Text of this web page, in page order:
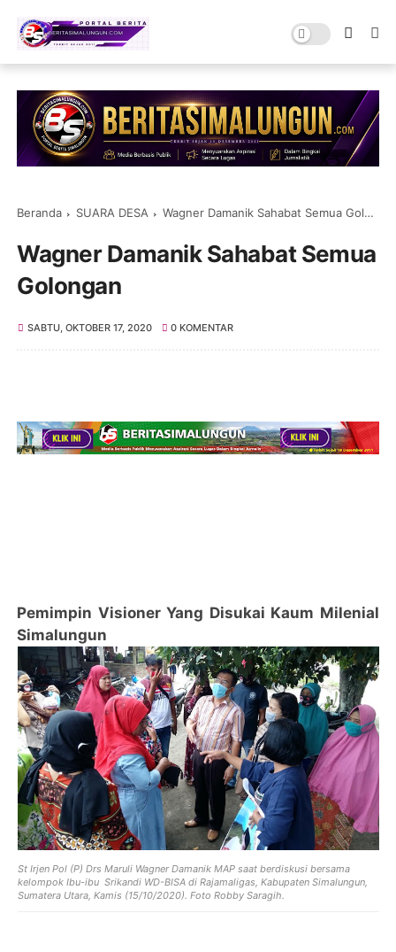
Beranda SUARA DESA Wagner Damanik Sahabat Semua Golongan
Wagner Damanik Sahabat Semua
Golongan
SABTU, OKTOBER 17, 2020 0 KOMENTAR
Pemimpin Visioner Yang Disukai Kaum Milenial
Simalungun
St Irjen Pol (P) Drs Maruli Wagner Damanik MAP saat berdiskusi bersama
kelompok Ibu-ibu Srikandi WD-BISA di Rajamaligas, Kabupaten Simalungun,
Sumatera Utara, Kamis (15/10/2020). Foto Robby Saragih.